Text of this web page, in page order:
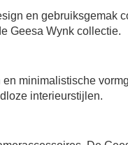
en gebruiksgemak
Geesa Wynk collectie.
minimalistische
interieurstijlen.